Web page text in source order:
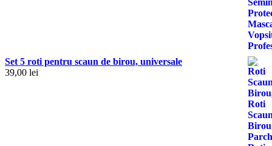
Set 5 roti pentru scaun de birou, universale
39,00 lei